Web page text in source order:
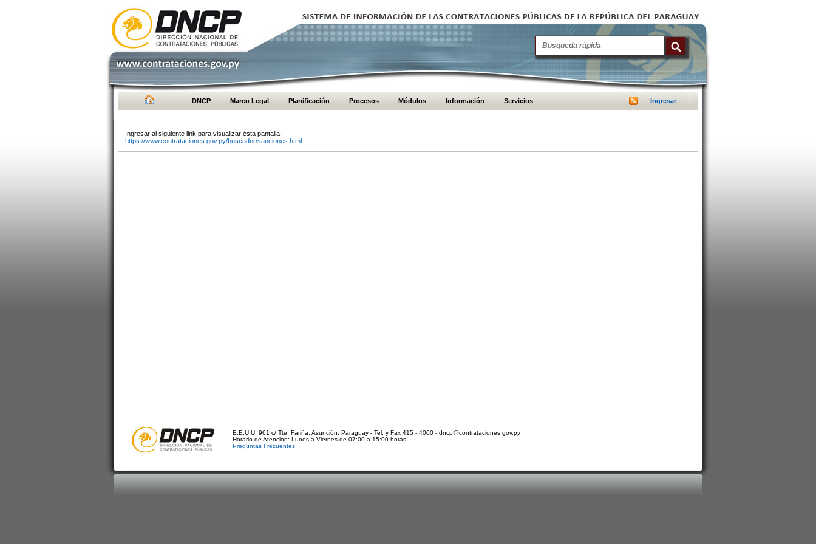
DNCP Marco Legal Planificación Procesos Módulos Información Servicios Ingresar
Ingresar al siguiente link para visualizar ésta pantalla:
https://www.contrataciones.gov.py/buscador/sanciones.html
E.E.U.U. 961 c/ Tte. Fariña. Asunción, Paraguay - Tel. y Fax 415 - 4000 - dncp@contrataciones.gov.py
Horario de Atención: Lunes a Viernes de 07:00 a 15:00 horas
Preguntas Frecuentes